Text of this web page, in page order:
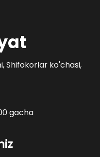
Shifokorlar ko'chasi,
gacha